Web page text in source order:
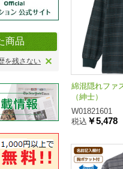
商品
を残さない
綿混隠れファ
（紳士）
W01821601
税込 ￥5,478